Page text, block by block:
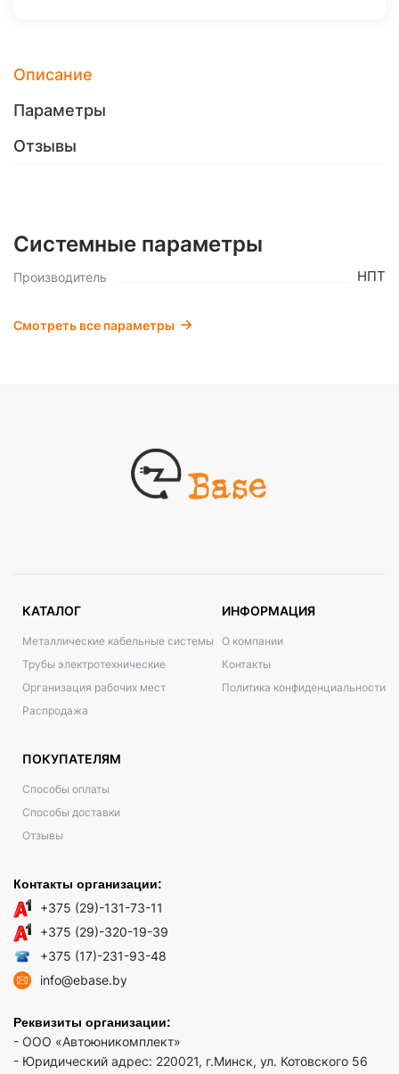
Описание
Параметры
Отзывы
Системные параметры
Производитель НПТ
Смотреть все параметры
КАТАЛОГ
Металлические кабельные системы
Трубы электротехнические
Организация рабочих мест
Распродажа
ИНФОРМАЦИЯ
О компании
Контакты
Политика конфиденциальности
ПОКУПАТЕЛЯМ
Способы оплаты
Способы доставки
Отзывы
Контакты организации:
+375 (29)-131-73-11
+375 (29)-320-19-39
+375 (17)-231-93-48
info@ebase.by
Реквизиты организации:
- ООО «Автоюникомплект»
- Юридический адрес: 220021, г.Минск, ул. Котовского 56